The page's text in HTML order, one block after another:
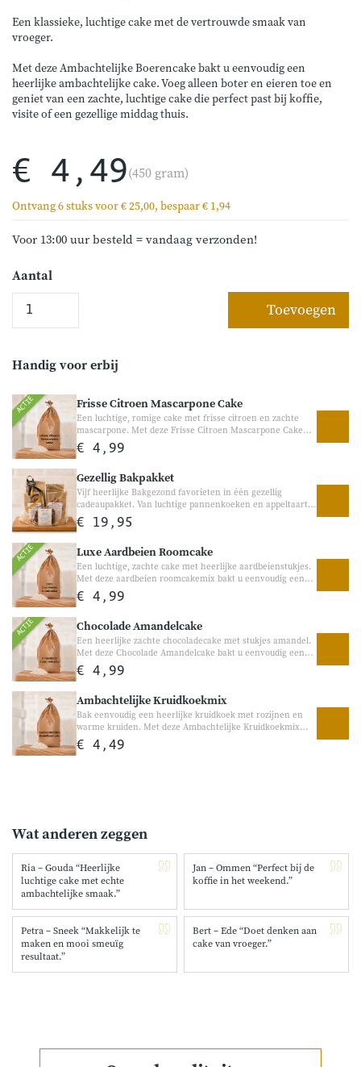
Een klassieke, luchtige cake met de vertrouwde smaak van
vroeger.
Met deze Ambachtelijke Boerencake bakt u eenvoudig een
heerlijke ambachtelijke cake. Voeg alleen boter en eieren toe en
geniet van een zachte, luchtige cake die perfect past bij koffie,
visite of een gezellige middag thuis.
€ 4,49(450 gram)
Ontvang 6 stuks voor € 25,00, bespaar € 1,94
Voor 13:00 uur besteld = vandaag verzonden!
Aantal
Toevoegen
Handig voor erbij
ACTIE Frisse Citroen Mascarpone Cake
Een luchtige, romige cake met frisse citroen en zachte
mascarpone. Met deze Frisse Citroen Mascarpone Cake
bakt u eenvoudig een heerlijke zachte cake met een frisse
citroensmaak en romige tonen van mascarpone. Perfect
traktatie tussendoor.
€ 4,99
Gezellig Bakpakket
Vijf heerlijke Bakgezond favorieten in één gezellig
cadeaupakket. Van luchtige pannenkoeken en appeltaart
tot bitterkoekjescake en ongezwavelde rozijnen, dit pakket
zit vol ambachtelijke producten om samen van te
natuurlijk ook heerlijk om zelf mee te bakken. Ingepakt als
cadeau Leuk om weg te geven
€ 19,95
ACTIE Luxe Aardbeien Roomcake
Een luchtige, zachte cake met heerlijke aardbeienstukjes.
Met deze aardbeien roomcakemix bakt u eenvoudig een
heerlijke cake met een romige structuur en een zachte
aardbeiensmaak. Perfect voor bij de koffie, een verjaardag
€ 4,99
ACTIE Chocolade Amandelcake
Een heerlijke zachte chocoladecake met stukjes amandel.
Met deze Chocolade Amandelcake bakt u eenvoudig een
volle chocoladecake met een rijke smaak en heerlijke
stukjes amandel. Perfect voor chocoladeliefhebbers en
€ 4,99
Ambachtelijke Kruidkoekmix
Bak eenvoudig een heerlijke kruidkoek met rozijnen en
warme kruiden. Met deze Ambachtelijke Kruidkoekmix
bakt u eenvoudig een zachte en smeuïge kruidkoek met
heerlijke koekkruiden en rozijnen. Perfect voor bij de
€ 4,49
Wat anderen zeggen
Ria – Gouda “Heerlijke
luchtige cake met echte
ambachtelijke smaak.”
Jan – Ommen “Perfect bij de
koffie in het weekend.”
Petra – Sneek “Makkelijk te
maken en mooi smeuïg
resultaat.”
Bert – Ede “Doet denken aan
cake van vroeger.”